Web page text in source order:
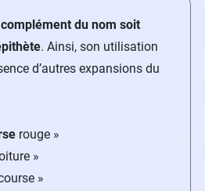
du nom soit
. Ainsi, son utilisation
d’autres expansions du
rouge »
»
»